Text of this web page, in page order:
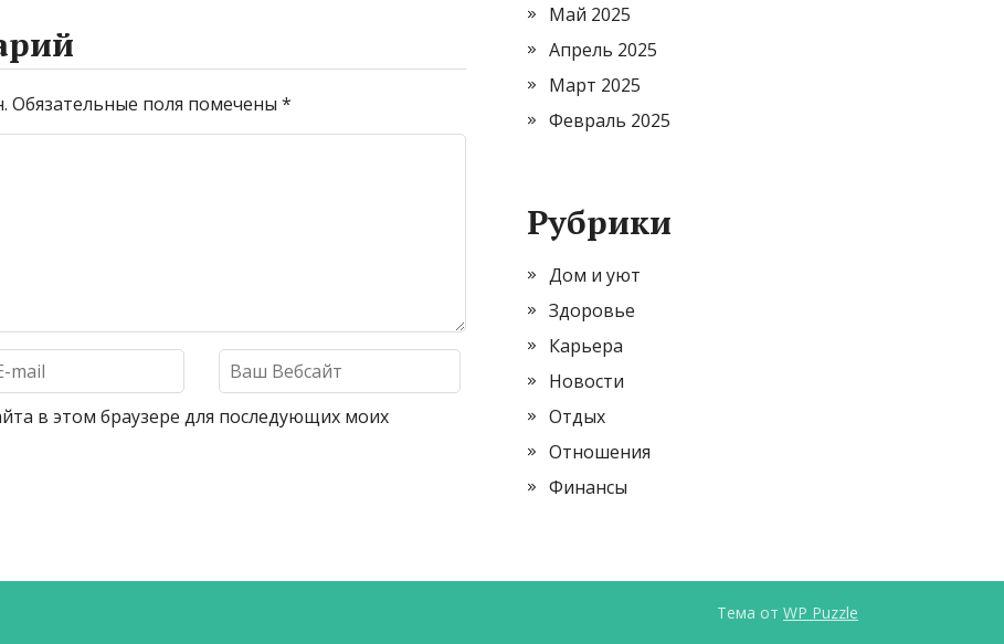
Обязательные поля помечены *
в этом браузере для последующих моих
Май 2025
Апрель 2025
Март 2025
Февраль 2025
Рубрики
Дом и уют
Здоровье
Карьера
Новости
Отдых
Отношения
Финансы
Тема от WP Puzzle